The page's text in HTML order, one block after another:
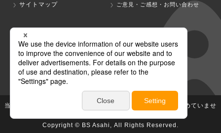
サイトマップ
ご意見・ご感想・お問い合わせ
グループ会社
テレビ朝日 テレ朝チャンネル
当社が著作権、著作隣接権を有する放送番組等の無断利用は認めていませ
ん。
Copyright © BS Asahi, All Rights Reserved.